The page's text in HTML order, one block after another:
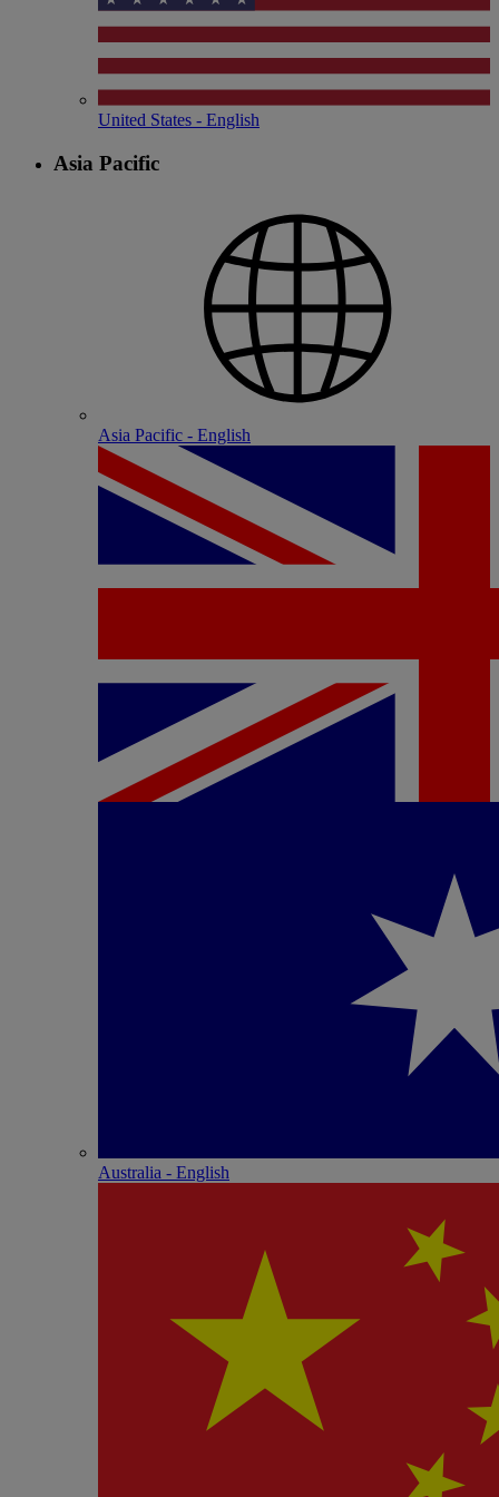
United States - English
Asia Pacific
Asia Pacific - English
Australia - English